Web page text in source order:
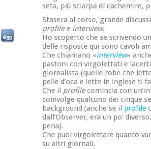
seta, più sciarpa di cachemire,
Stasera al corso, grande
profilee interview.
Ho scoperto che se scrivendo
delle risposte qui sono cavoli
Che chiamano «interview»
pastoni con virgolettati e
giornalista (quelle robe che
pelle d’oca e lette in inglese ti
Che il profilecomincia con
coinvolge qualcuno dei cinque
background (anche se il profile
dall’Observer, era un po’
pena).
Che puoi virgolettare quanto
su altri giornali.